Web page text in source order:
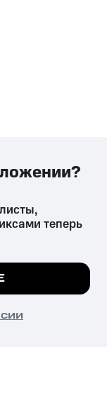
вред здоровью,
все
теперь